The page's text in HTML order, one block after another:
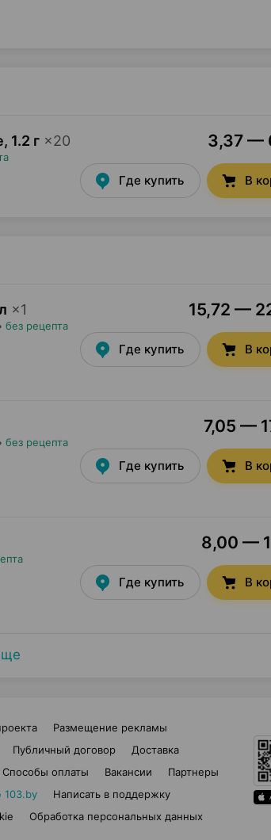
, 1.2 г ×20 3,37 —
Где купить В
×1
без рецепта
15,72 —
Где купить В
без рецепта
7,05 —
Где купить В
8,00 —
Где купить В
Размещение рекламы
Публичный договор
Доставка
Способы оплаты Вакансии
Партнеры
103.by
Написать в поддержку
Обработка персональных данных